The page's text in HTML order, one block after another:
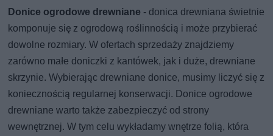
Donice ogrodowe drewniane - donica drewniana świetnie
komponuje się z ogrodową roślinnością i może przybierać
dowolne rozmiary. W ofertach sprzedaży znajdziemy
zarówno małe doniczki z kantówek, jak i duże, drewniane
skrzynie. Wybierając drewniane donice, musimy liczyć się z
koniecznością regularnej konserwacji. Donice ogrodowe
drewniane warto także zabezpieczyć od strony
wewnętrznej. W tym celu wykładamy wnętrze folią, która